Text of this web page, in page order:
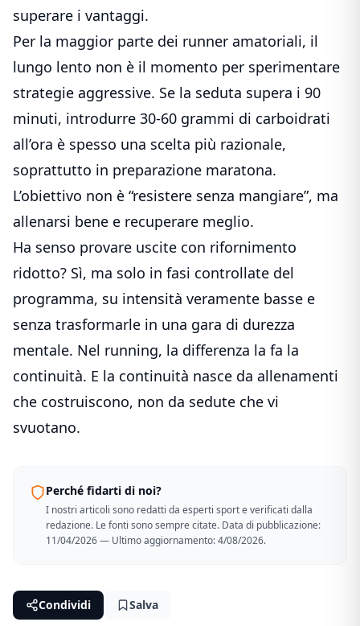
superare i vantaggi.
Per la maggior parte dei runner amatoriali, il
lungo lento non è il momento per sperimentare
strategie aggressive. Se la seduta supera i 90
minuti, introdurre 30-60 grammi di carboidrati
all’ora è spesso una scelta più razionale,
soprattutto in preparazione maratona.
L’obiettivo non è “resistere senza mangiare”, ma
allenarsi bene e recuperare meglio.
Ha senso provare uscite con rifornimento
ridotto? Sì, ma solo in fasi controllate del
programma, su intensità veramente basse e
senza trasformarle in una gara di durezza
mentale. Nel running, la differenza la fa la
continuità. E la continuità nasce da allenamenti
che costruiscono, non da sedute che vi
svuotano.
Perché fidarti di noi?
I nostri articoli sono redatti da esperti sport e verificati dalla
redazione. Le fonti sono sempre citate. Data di pubblicazione:
11/04/2026 — Ultimo aggiornamento: 4/08/2026.
Condividi Salva